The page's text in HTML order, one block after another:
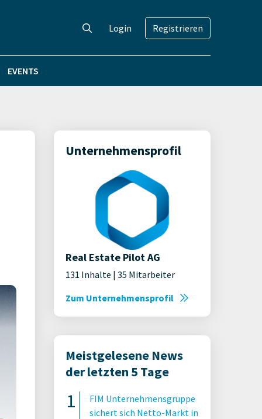
Login Registrieren
EVENTS
Unternehmensprofil
Real Estate Pilot AG
131 Inhalte | 35 Mitarbeiter
Zum Unternehmensprofil
Meistgelesene News
der letzten 5 Tage
FIM Unternehmensgruppe
sichert sich Netto-Markt in